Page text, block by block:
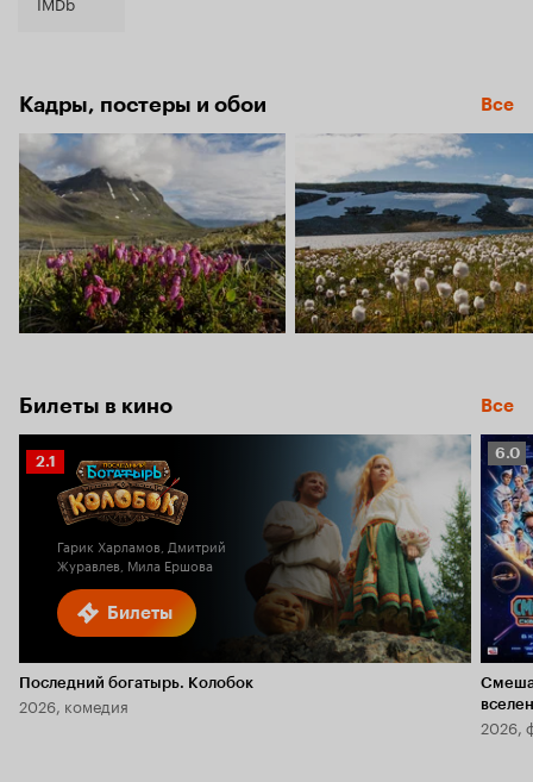
Кадры, постеры и обои Все
Билеты в кино Все
Билеты
Рейтинг
Кинопоиска
2.1
Гарик Харламов, Дмитрий
Журавлев, Мила Ершова
Последний богатырь. Колобок
2026, комедия
6.0
6.0
2026,